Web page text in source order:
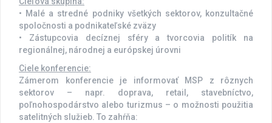
• Malé a stredné podniky všetkých sektorov, konzultačné
spoločnosti a podnikateľské zväzy
• Zástupcovia decíznej sféry a tvorcovia politík na
regionálnej, národnej a európskej úrovni
Ciele konferencie:
Zámerom konferencie je informovať MSP z rôznych
sektorov – napr. doprava, retail, stavebníctvo,
poľnohospodárstvo alebo turizmus – o možnosti použitia
satelitných služieb. To zahŕňa: